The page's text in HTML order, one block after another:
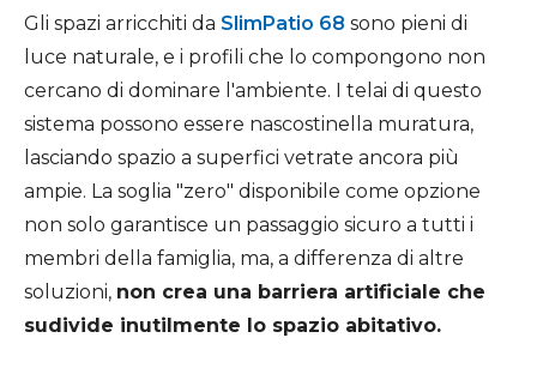
Gli spazi arricchiti da SlimPatio 68 sono pieni di
luce naturale, e i profili che lo compongono non
cercano di dominare l'ambiente. I telai di questo
sistema possono essere nascostinella muratura,
lasciando spazio a superfici vetrate ancora più
ampie. La soglia "zero" disponibile come opzione
non solo garantisce un passaggio sicuro a tutti i
membri della famiglia, ma, a differenza di altre
soluzioni, non crea una barriera artificiale che
sudivide inutilmente lo spazio abitativo.